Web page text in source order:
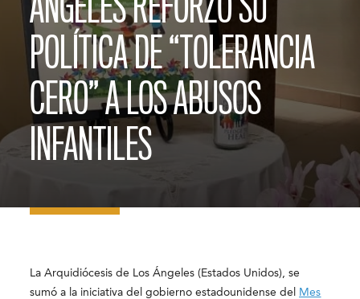
POLÍTICA DE “TOLERANCIA
CERO” A LOS ABUSOS
INFANTILES
La Arquidiócesis de Los Ángeles (Estados Unidos), se
sumó a la iniciativa del gobierno estadounidense del
Mes